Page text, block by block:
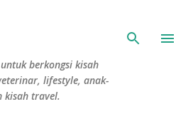
berkongsi kisah
lifestyle, anak-
kisah travel.